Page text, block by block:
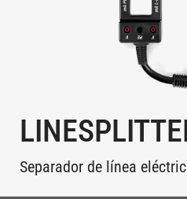
Separador de línea